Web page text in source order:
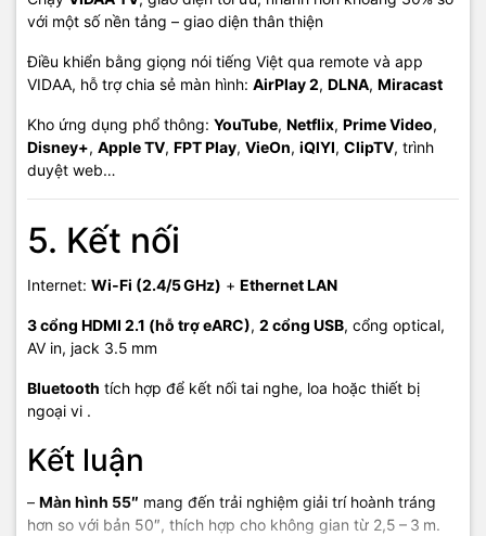
với một số nền tảng – giao diện thân thiện
Điều khiển bằng giọng nói tiếng Việt qua remote và app
VIDAA, hỗ trợ chia sẻ màn hình: AirPlay 2, DLNA, Miracast
Kho ứng dụng phổ thông: YouTube, Netflix, Prime Video,
Disney+, Apple TV, FPT Play, VieOn, iQIYI, ClipTV, trình
duyệt web…
5. Kết nối
Internet: Wi‑Fi (2.4/5 GHz) + Ethernet LAN
3 cổng HDMI 2.1 (hỗ trợ eARC), 2 cổng USB, cổng optical,
AV in, jack 3.5 mm
Bluetooth tích hợp để kết nối tai nghe, loa hoặc thiết bị
ngoại vi .
Kết luận
– Màn hình 55″ mang đến trải nghiệm giải trí hoành tráng
hơn so với bản 50″, thích hợp cho không gian từ 2,5 – 3 m.